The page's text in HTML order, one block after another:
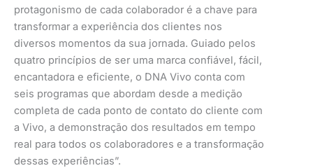
protagonismo de cada colaborador é a chave para
transformar a experiência dos clientes nos
diversos momentos da sua jornada. Guiado pelos
quatro princípios de ser uma marca confiável, fácil,
encantadora e eficiente, o DNA Vivo conta com
seis programas que abordam desde a medição
completa de cada ponto de contato do cliente com
a Vivo, a demonstração dos resultados em tempo
real para todos os colaboradores e a transformação
dessas experiências”.